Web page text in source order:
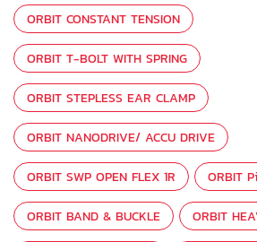
ORBIT CONSTANT TENSION
ORBIT T-BOLT WITH SPRING
ORBIT STEPLESS EAR CLAMP
ORBIT NANODRIVE/ ACCU DRIVE
ORBIT SWP OPEN FLEX 1R ORBIT
ORBIT BAND & BUCKLE ORBIT